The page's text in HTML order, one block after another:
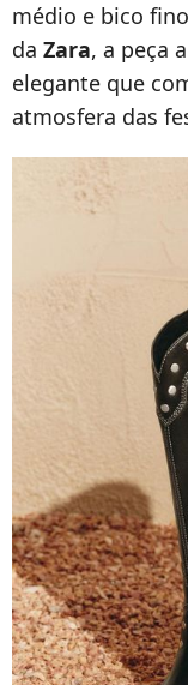
médio e bico
da Zara, a peça
elegante que
atmosfera das